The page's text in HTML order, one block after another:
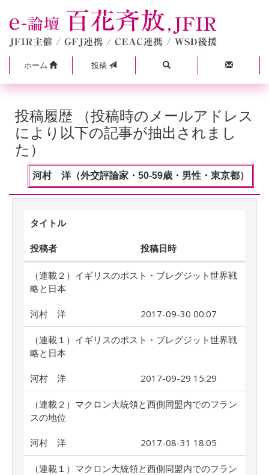
ホーム 投稿
投稿履歴 （投稿時のメールアドレス
により以下の記事が抽出されまし
た）
河村 洋（外交評論家・50-59歳・男性・東京都）
タイトル
投稿者 投稿日時
（連載２）イギリスのポスト・ブレグジット世界戦
略と日本
河村 洋 2017-09-30 00:07
（連載１）イギリスのポスト・ブレグジット世界戦
略と日本
河村 洋 2017-09-29 15:29
（連載２）マクロン大統領と西側同盟内でのフラン
スの地位
河村 洋 2017-08-31 18:05
（連載１）マクロン大統領と西側同盟内でのフラン